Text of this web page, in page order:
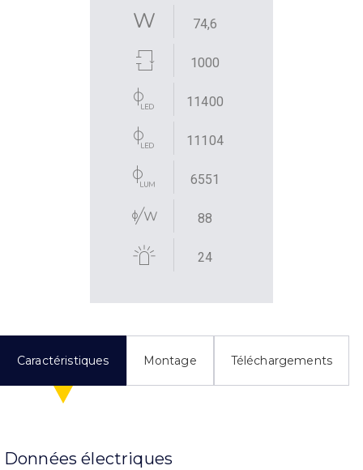
74,6
1000
11400
11104
6551
88
24
Caractéristiques Montage Téléchargements
Données électriques